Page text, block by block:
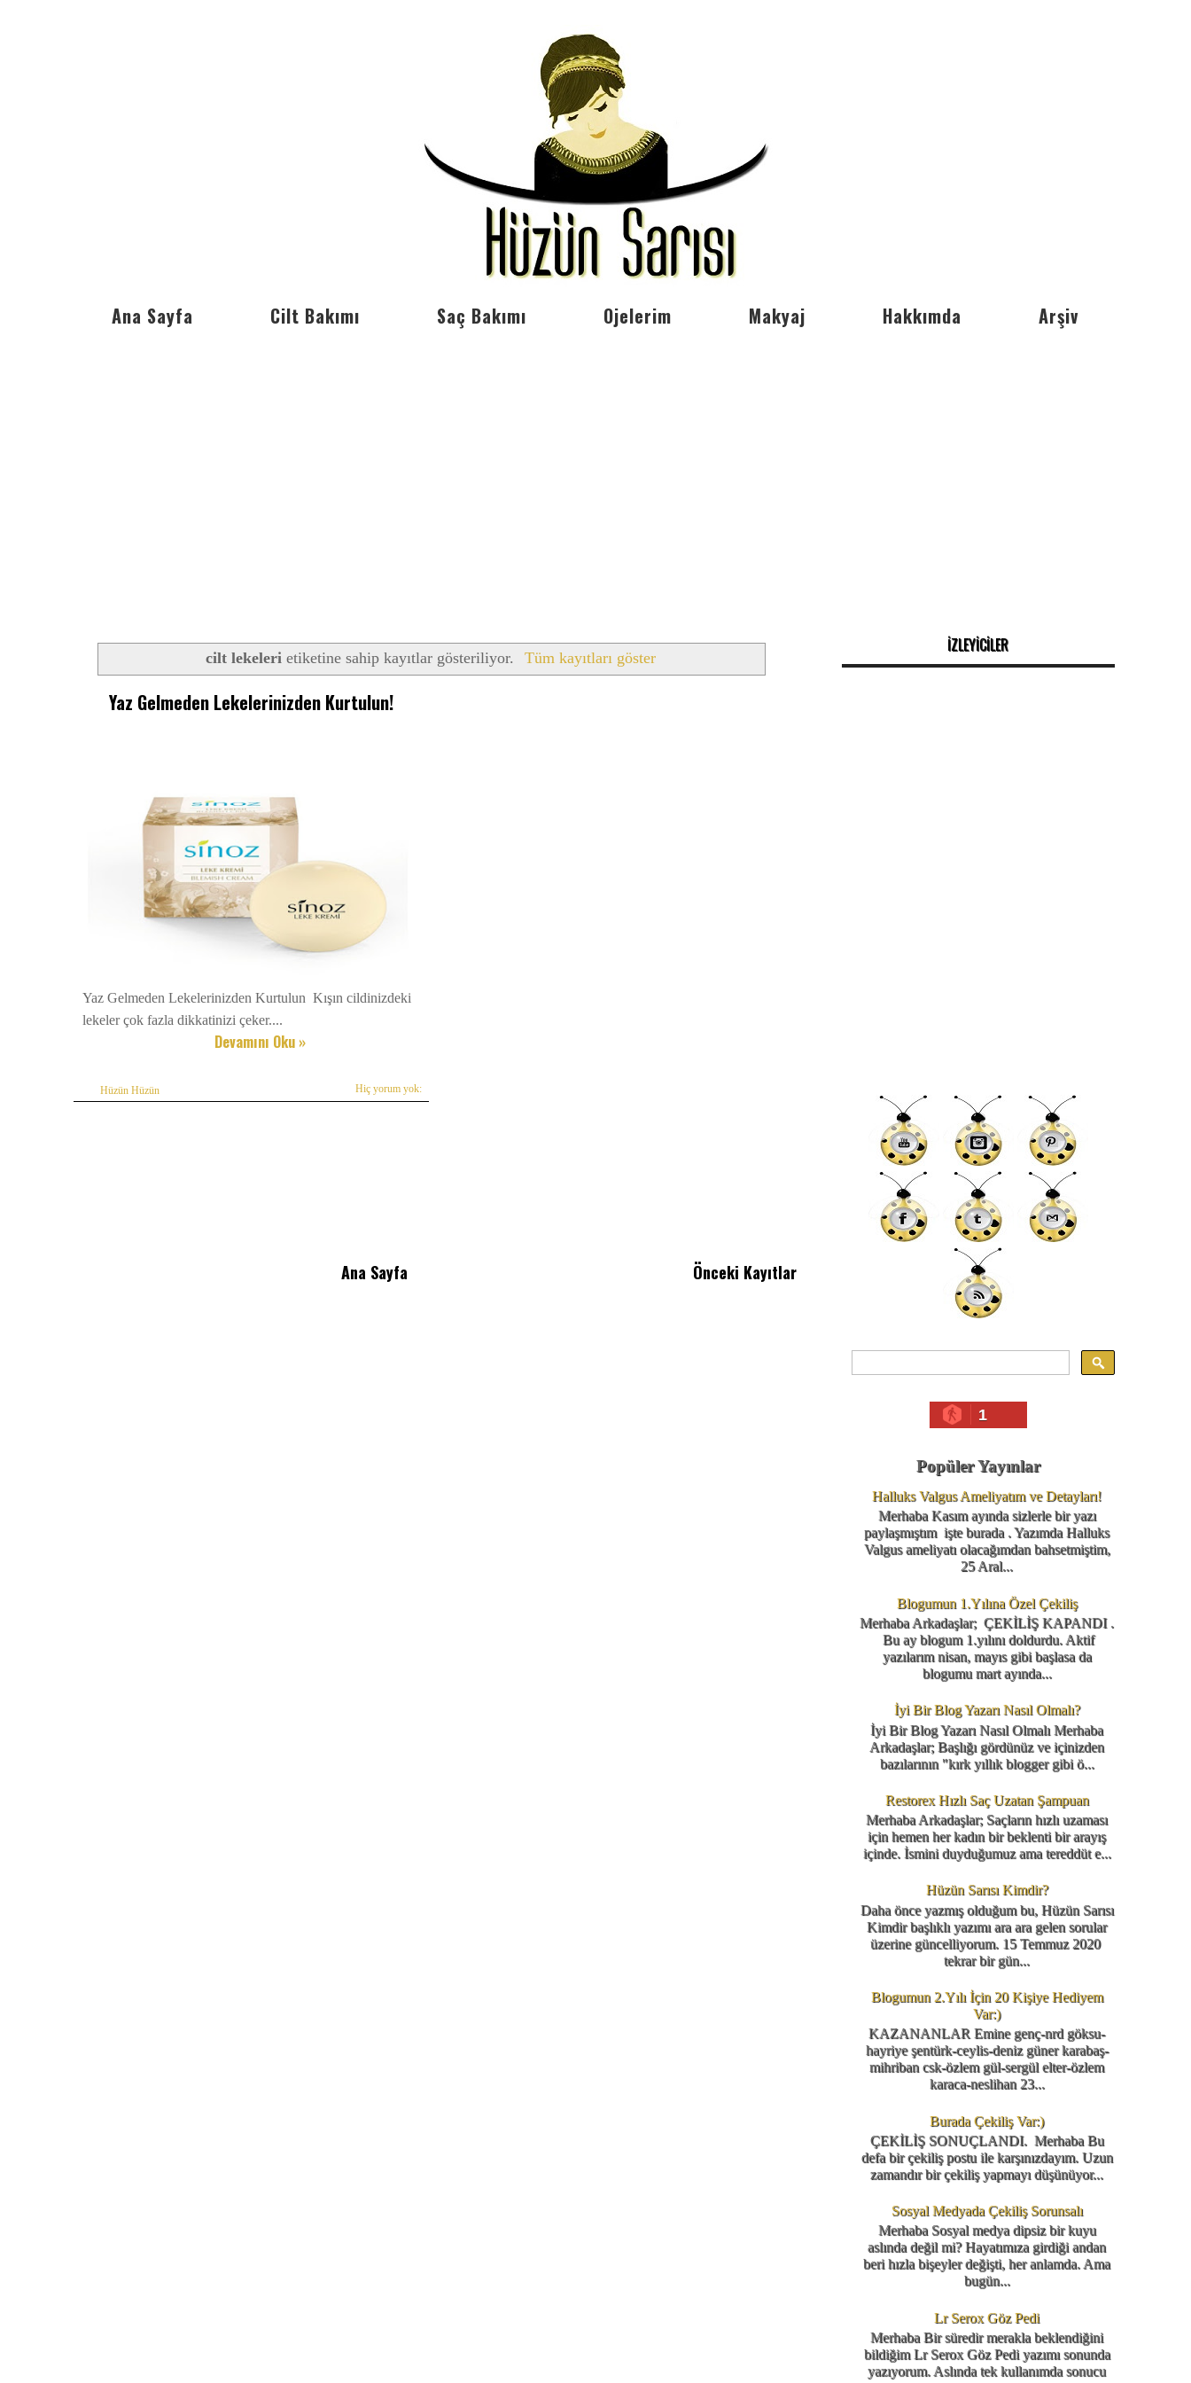
Ana Sayfa Cilt Bakımı Saç Bakımı Ojelerim Makyaj Hakkımda Arşiv
cilt lekelerietiketine sahip kayıtlar gösteriliyor. Tüm kayıtları göster
Yaz Gelmeden Lekelerinizden Kurtulun!
Yaz Gelmeden Lekelerinizden Kurtulun Kışın cildinizdeki
lekeler çok fazla dikkatinizi çeker....
Devamını Oku »
Hüzün Hüzün Hiç yorum yok:
Önceki Kayıtlar
Ana Sayfa
İZLEYİCİLER
1
Popüler Yayınlar
Halluks Valgus Ameliyatım ve Detayları!
Merhaba Kasım ayında sizlerle bir yazı
paylaşmıştım işte burada . Yazımda Halluks
Valgus ameliyatı olacağımdan bahsetmiştim,
25 Aral...
Blogumun 1.Yılına Özel Çekiliş
Merhaba Arkadaşlar; ÇEKİLİŞ KAPANDI .
Bu ay blogum 1.yılını doldurdu. Aktif
yazılarım nisan, mayıs gibi başlasa da
blogumu mart ayında...
İyi Bir Blog Yazarı Nasıl Olmalı?
İyi Bir Blog Yazarı Nasıl Olmalı Merhaba
Arkadaşlar; Başlığı gördünüz ve içinizden
bazılarının "kırk yıllık blogger gibi ö...
Restorex Hızlı Saç Uzatan Şampuan
Merhaba Arkadaşlar; Saçların hızlı uzaması
için hemen her kadın bir beklenti bir arayış
içinde. İsmini duyduğumuz ama tereddüt e...
Hüzün Sarısı Kimdir?
Daha önce yazmış olduğum bu, Hüzün Sarısı
Kimdir başlıklı yazımı ara ara gelen sorular
üzerine güncelliyorum. 15 Temmuz 2020
tekrar bir gün...
Blogumun 2.Yılı İçin 20 Kişiye Hediyem
Var:)
KAZANANLAR Emine genç-nrd göksu-
hayriye şentürk-ceylis-deniz güner karabaş-
mihriban csk-özlem gül-sergül elter-özlem
karaca-neslihan 23...
Burada Çekiliş Var:)
ÇEKİLİŞ SONUÇLANDI. Merhaba Bu
defa bir çekiliş postu ile karşınızdayım. Uzun
zamandır bir çekiliş yapmayı düşünüyor...
Sosyal Medyada Çekiliş Sorunsalı
Merhaba Sosyal medya dipsiz bir kuyu
aslında değil mi? Hayatımıza girdiği andan
beri hızla bişeyler değişti, her anlamda. Ama
bugün...
Lr Serox Göz Pedi
Merhaba Bir süredir merakla beklendiğini
bildiğim Lr Serox Göz Pedi yazımı sonunda
yazıyorum. Aslında tek kullanımda sonucu